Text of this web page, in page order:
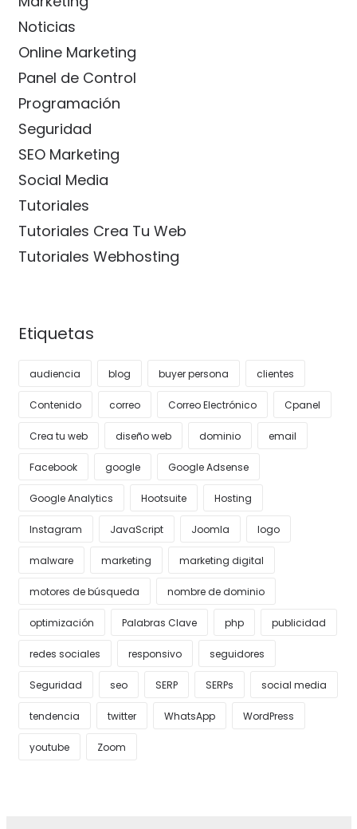
Noticias
Online Marketing
Panel de Control
Programación
Seguridad
SEO Marketing
Social Media
Tutoriales
Tutoriales Crea Tu Web
Tutoriales Webhosting
Etiquetas
audiencia blog buyer persona clientes
Contenido correo Correo Electrónico Cpanel
Crea tu web diseño web dominio email
Facebook google Google Adsense
Google Analytics Hootsuite Hosting
Instagram JavaScript Joomla logo
malware marketing marketing digital
motores de búsqueda nombre de dominio
optimización Palabras Clave php publicidad
redes sociales responsivo seguidores
Seguridad seo SERP SERPs social media
tendencia twitter WhatsApp WordPress
youtube Zoom